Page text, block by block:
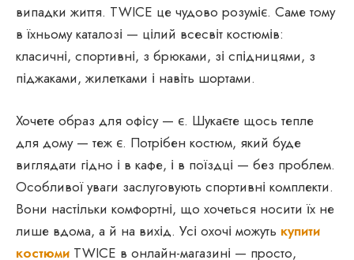
випадки життя. TWICE це чудово розуміє. Саме тому
в їхньому каталозі — цілий всесвіт костюмів:
класичні, спортивні, з брюками, зі спідницями, з
піджаками, жилетками і навіть шортами.
Хочете образ для офісу — є. Шукаєте щось тепле
для дому — теж є. Потрібен костюм, який буде
виглядати гідно і в кафе, і в поїздці — без проблем.
Особливої уваги заслуговують спортивні комплекти.
Вони настільки комфортні, що хочеться носити їх не
лише вдома, а й на вихід. Усі охочі можуть купити
костюми TWICE в онлайн-магазині — просто,